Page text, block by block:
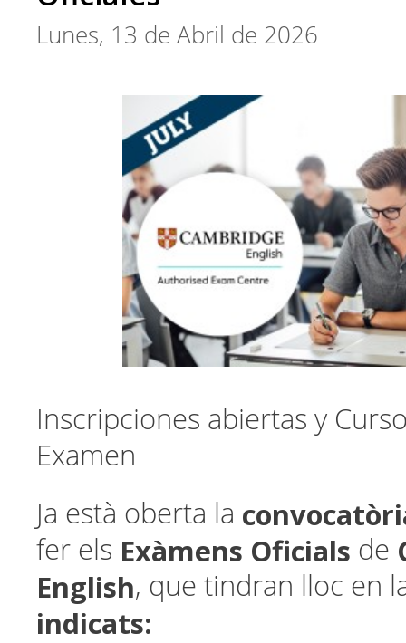
Lunes, 13 de Abril de 2026
Inscripciones abiertas y
Examen
Ja està oberta la
fer els Exàmens Oficials de
English, que tindran lloc en
indicats: